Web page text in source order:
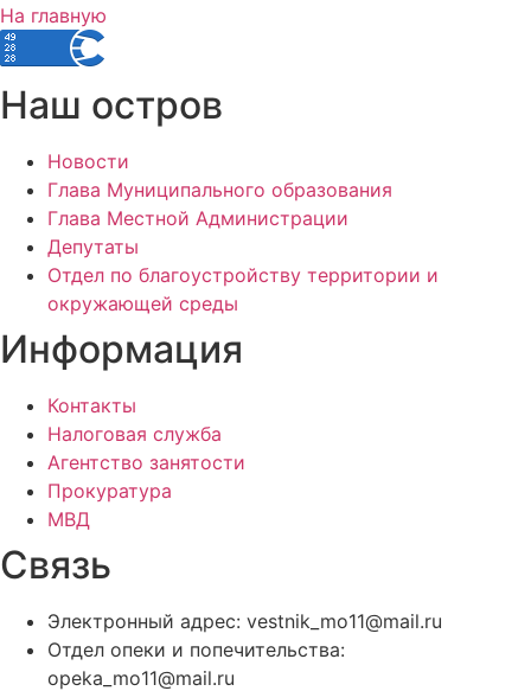
На главную
Наш остров
Новости
Глава Муниципального образования
Глава Местной Администрации
Депутаты
Отдел по благоустройству территории и
окружающей среды
Информация
Контакты
Налоговая служба
Агентство занятости
Прокуратура
МВД
Связь
Электронный адрес: vestnik_mo11@mail.ru
Отдел опеки и попечительства:
opeka_mo11@mail.ru